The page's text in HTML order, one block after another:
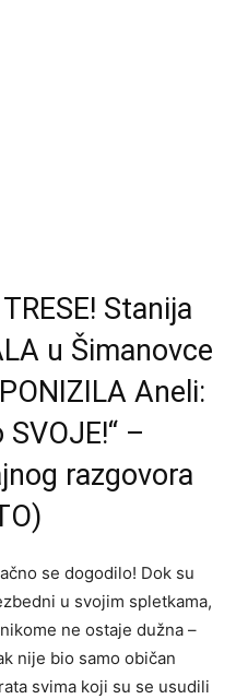
Stanija
u Šimanovce
Aneli:
–
razgovora
se dogodilo! Dok su
u svojim spletkama,
ne ostaje dužna –
nije bio samo običan
svima koji su se usudili